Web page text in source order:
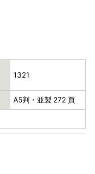
1321
A5判・並製 272 頁